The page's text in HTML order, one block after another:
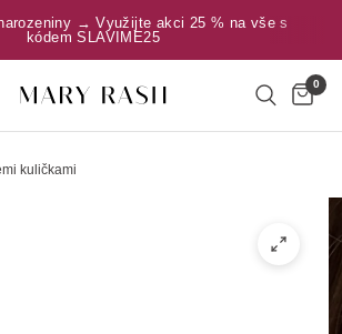
→ Využijte akci 25 % na vše s
kódem SLAVIME25
0
kuličkami